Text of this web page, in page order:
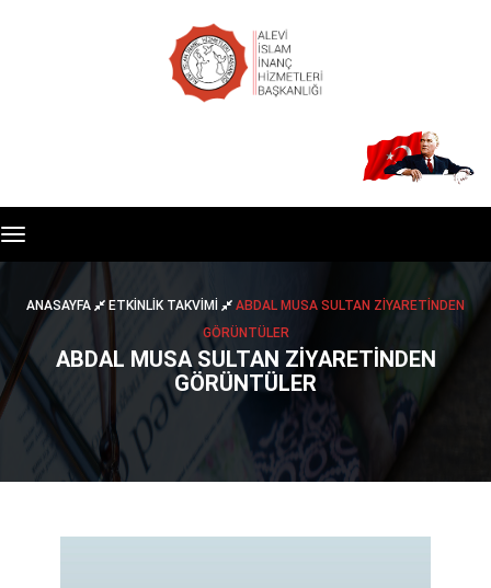
Toggle
navigation
ANASAYFA ETKİNLİK TAKVİMİ
ABDAL MUSA SULTAN ZİYARETİNDEN
GÖRÜNTÜLER
ABDAL MUSA SULTAN ZİYARETİNDEN
GÖRÜNTÜLER